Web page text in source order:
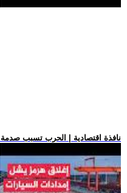
.. نافذة اقتصادية | الحرب تسبب